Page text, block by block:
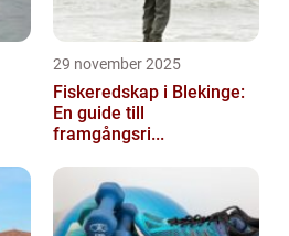
29 november 2025
Fiskeredskap i Blekinge:
En guide till
framgångsri...